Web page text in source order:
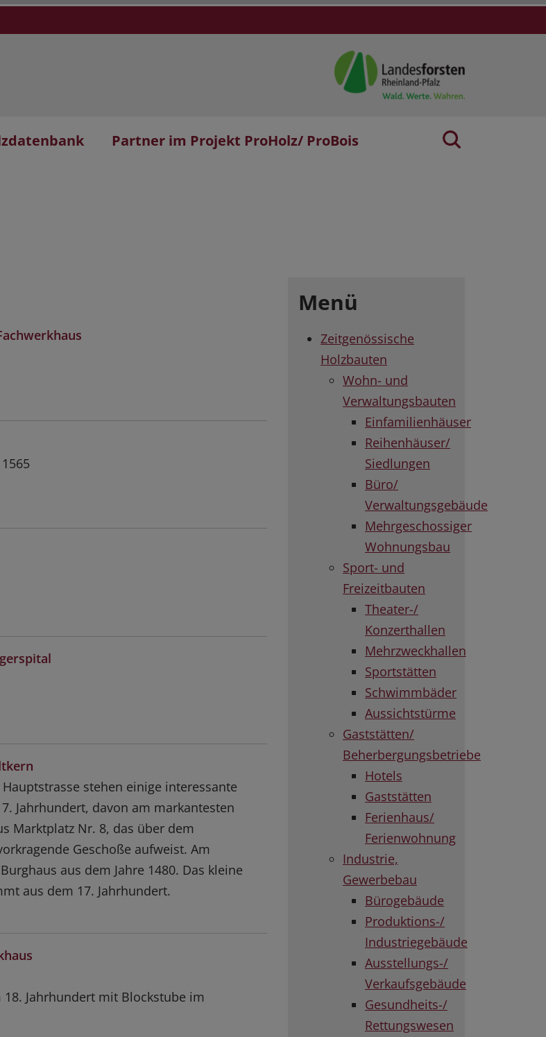
Partner im Projekt ProHolz/ ProBois
stehen einige interessante
Jahrhundert, davon am markantesten
Marktplatz Nr. 8, das über dem
Geschoße aufweist. Am
aus dem Jahre 1480. Das kleine
aus dem 17. Jahrhundert.
Jahrhundert mit Blockstube im
Menü
Zeitgenössische
Holzbauten
Wohn- und
Verwaltungsbauten
Einfamilienhäuser
Reihenhäuser/
Siedlungen
Büro/
Verwaltungsgebäude
Mehrgeschossiger
Wohnungsbau
Sport- und
Freizeitbauten
Theater-/
Konzerthallen
Mehrzweckhallen
Sportstätten
Schwimmbäder
Aussichtstürme
Gaststätten/
Beherbergungsbetriebe
Hotels
Gaststätten
Ferienhaus/
Ferienwohnung
Industrie,
Gewerbebau
Bürogebäude
Produktions-/
Industriegebäude
Ausstellungs-/
Verkaufsgebäude
Gesundheits-/
Rettungswesen